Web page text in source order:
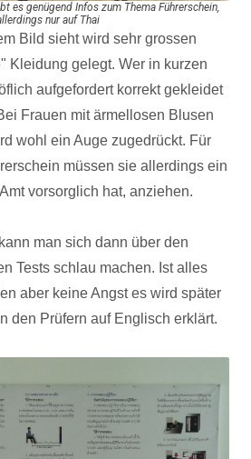
es genügend Infos zum Thema Führerschein,
nur auf Thai
Bild sieht wird sehr grossen
Kleidung gelegt. Wer in kurzen
aufgefordert korrekt gekleidet
Frauen mit ärmellosen Blusen
wohl ein Auge zugedrückt. Für
müssen sie allerdings ein
vorsorglich hat, anziehen.
man sich dann über den
Tests schlau machen. Ist alles
aber keine Angst es wird später
den Prüfern auf Englisch erklärt.